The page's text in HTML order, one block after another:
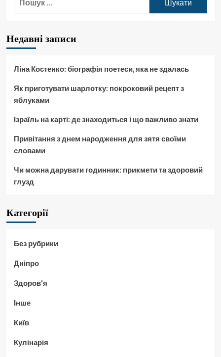
Недавні записи
Ліна Костенко: біографія поетеси, яка не здалась
Як приготувати шарлотку: покроковий рецепт з
яблуками
Ізраїль на карті: де знаходиться і що важливо знати
Привітання з днем народження для зятя своїми
словами
Чи можна дарувати годинник: прикмети та здоровий
глузд
Категорії
Без рубрики
Дніпро
Здоров'я
Інше
Київ
Кулінарія